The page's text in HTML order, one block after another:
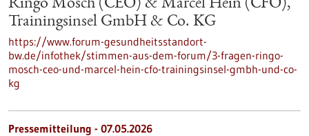
Ringo Mosch (CEO) & Marcel Hein (CFO),
Trainingsinsel GmbH & Co. KG
https://www.forum-gesundheitsstandort-
bw.de/infothek/stimmen-aus-dem-forum/3-fragen-ringo-
mosch-ceo-und-marcel-hein-cfo-trainingsinsel-gmbh-und-co-
kg
Pressemitteilung - 07.05.2026